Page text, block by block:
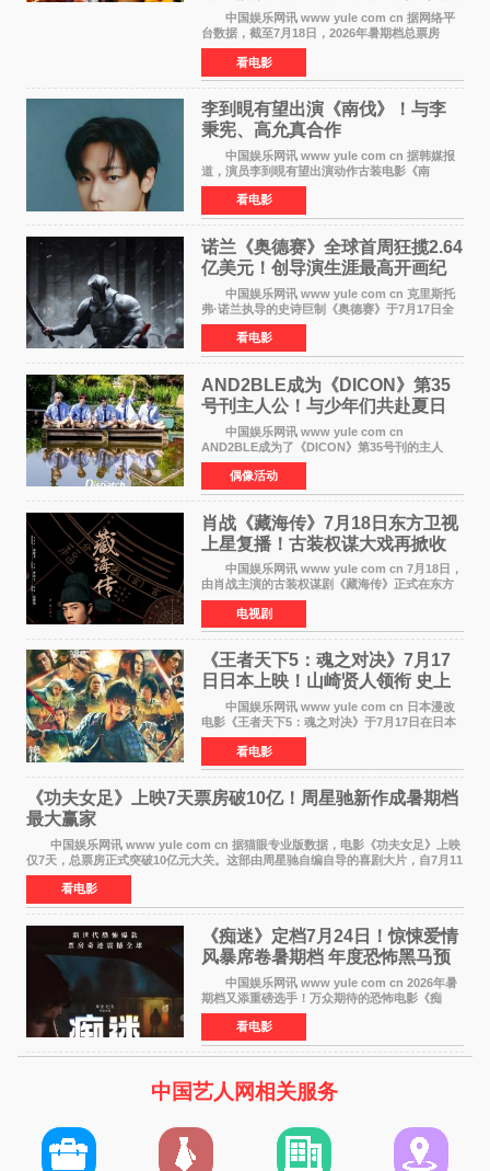
中国娱乐网讯 www yule com cn 据网络平
台数据，截至7月18日，2026年暑期档总票房
（含预售）已正式突破40亿元大关，年度总票房
也随之逼近197亿元。超百部中外佳片同台竞技，
点燃了盛夏的电
看电影
李到晛有望出演《南伐》！与李
秉宪、高允真合作
中国娱乐网讯 www yule com cn 据韩媒报
道，演员李到晛有望出演动作古装电影《南
伐》，与李秉宪、高允真合作，引发关注。
该片为动作古装片，讲述朝鲜初期，为了解救被
倭寇绑走的俘虏，9
看电影
诺兰《奥德赛》全球首周狂揽2.64
亿美元！创导演生涯最高开画纪
中国娱乐网讯 www yule com cn 克里斯托
弗·诺兰执导的史诗巨制《奥德赛》于7月17日全
球上映，首周末票房表现远超预期——北美首周
三天粗报1 245亿美元（开画3919馆），全球首周
2 641亿美元
看电影
AND2BLE成为《DICON》第35
号刊主人公！与少年们共赴夏日
之约
中国娱乐网讯 www yule com cn
AND2BLE成为了《DICON》第35号刊的主人
公，本期标题为And The Summer。作为出道后
首次担任杂志画报主角的完整体，AND2BLE用清
澈的少年感与全新的夏天相遇了
偶像活动
肖战《藏海传》7月18日东方卫视
上星复播！古装权谋大戏再掀收
视热潮
中国娱乐网讯 www yule com cn 7月18日，
由肖战主演的古装权谋剧《藏海传》正式在东方
卫视上星复播，引发广泛关注。该剧此前已在网
络平台播出，凭借精良制作和紧凑剧情收获不俗
口碑，此次上
电视剧
《王者天下5：魂之对决》7月17
日日本上映！山崎贤人领衔 史上
最大“函谷关防卫战”
中国娱乐网讯 www yule com cn 日本漫改
电影《王者天下5：魂之对决》于7月17日在日本
全国上映。这部由佐藤信介执导、山崎贤人主演
的历史动作片，改编自原泰久同名人气漫画，继
续讲述信和漂
看电影
《功夫女足》上映7天票房破10亿！周星驰新作成暑期档
最大赢家
中国娱乐网讯 www yule com cn 据猫眼专业版数据，电影《功夫女足》上映
仅7天，总票房正式突破10亿元大关。这部由周星驰自编自导的喜剧大片，自7月11
日公映以来便展现出惊人的市场统治力。
看电影
《痴迷》定档7月24日！惊悚爱情
风暴席卷暑期档 年度恐怖黑马预
中国娱乐网讯 www yule com cn 2026年暑
期档又添重磅选手！万众期待的恐怖电影《痴
迷》今日正式官宣定档，将于7月24日登陆内地各
大院线。这部被业内专家誉为新世代爆款恐怖电
影的作品，将为
看电影
中国艺人网相关服务